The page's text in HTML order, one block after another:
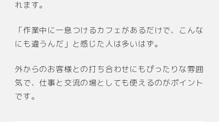
れます。
「作業中に一息つけるカフェがあるだけで、こんな
にも違うんだ」と感じた人は多いはず。
外からのお客様との打ち合わせにもぴったりな雰囲
気で、仕事と交流の場としても使えるのがポイント
です。